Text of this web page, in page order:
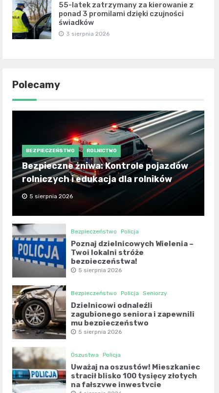
55-latek zatrzymany za kierowanie z
ponad 3 promilami dzięki czujności
świadków
3 sierpnia 2026
Polecamy
BEZPIECZEŃSTWO ROLNICTWO
Bezpieczne żniwa: Kontrole pojazdów
rolniczych i edukacja dla rolników
5 sierpnia 2026
Bezpieczeństwo Policja
Poznaj dzielnicowych Wielenia –
Twoi lokalni stróże
bezpieczeństwa!
5 sierpnia 2026
Bezpieczeństwo Policja Seniorzy
Dzielnicowi odnaleźli
zagubionego seniora i zapewnili
mu bezpieczeństwo
5 sierpnia 2026
Oszustwa Policja
Uważaj na oszustów! Mieszkaniec
stracił blisko 100 tysięcy złotych
na fałszywe inwestycje